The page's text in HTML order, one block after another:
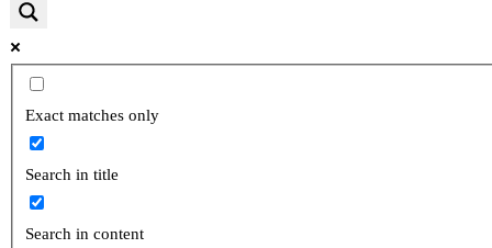
search
Exact matches only
Search in title
Search in content